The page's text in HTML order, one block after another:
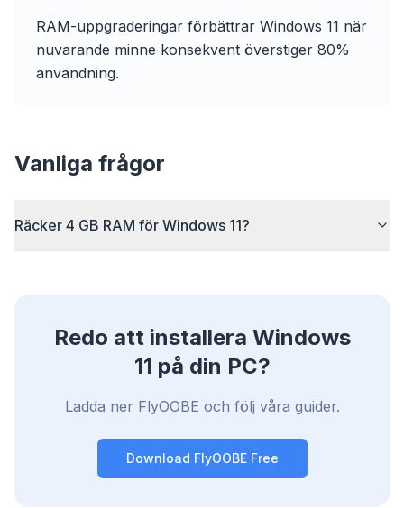
RAM-uppgraderingar förbättrar Windows 11 när
nuvarande minne konsekvent överstiger 80%
användning.
Vanliga frågor
Räcker 4 GB RAM för Windows 11?
Redo att installera Windows
11 på din PC?
Ladda ner FlyOOBE och följ våra guider.
Download FlyOOBE Free
BrowserOptimizer
Upp till 3× snabbare
Smart prefetch och cache-regler kortar
Blockera annonser & spårare
Stoppar AI-överlägg, banners och
Chrome, Edge, Firefox, Brave, Opera — installera
en gång, optimera alla.